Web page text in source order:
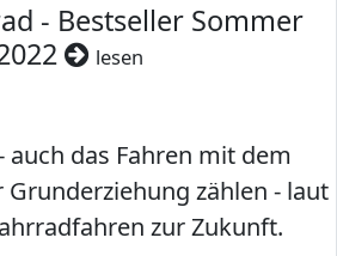
- Bestseller Sommer
lesen
auch das Fahren mit dem
Grunderziehung zählen - laut
zur Zukunft.